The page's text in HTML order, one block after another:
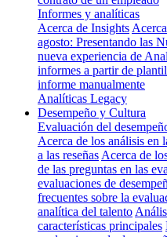
Informes y analíticas
Acerca de Insights
agosto: Presentando las
nueva experiencia de
informes a partir de
informe manualmente
Analíticas Legacy
Desempeño y Cultura
Evaluación del
Acerca de los análisis en
a las reseñas Acerca de
de las preguntas en las
evaluaciones de
frecuentes sobre la
analítica del talento
características principales